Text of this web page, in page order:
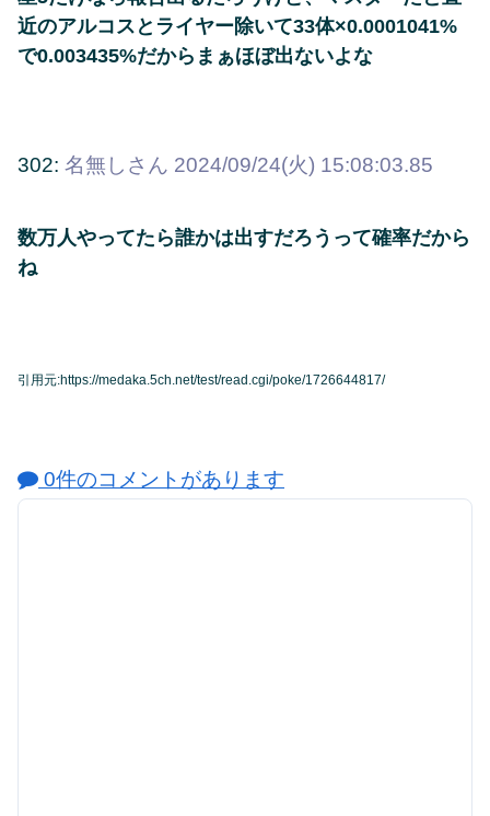
近のアルコスとライヤー除いて33体×0.0001041%
で0.003435%だからまぁほぼ出ないよな
302: 名無しさん 2024/09/24(火) 15:08:03.85
数万人やってたら誰かは出すだろうって確率だから
ね
引用元:https://medaka.5ch.net/test/read.cgi/poke/1726644817/
0件のコメントがあります